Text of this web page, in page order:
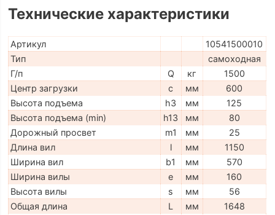
Технические характеристики
Артикул
10541500010
Тип
самоходная
Г/п
Q кг
1500
Центр загрузки
c мм
600
Высота подъема
h3 мм
125
Высота подъема (min)
h13 мм
80
Дорожный просвет
m1 мм
25
Длина вил
l мм
1150
Ширина вил
b1 мм
570
Ширина вилы
e мм
160
Высота вилы
s мм
56
Общая длина
L мм
1648